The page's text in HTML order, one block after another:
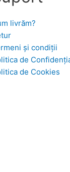
livrăm?
și condiții
de
de Cookies